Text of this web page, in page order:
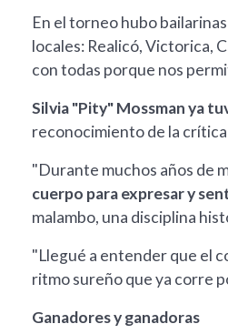
En el torneo hubo
locales: Realicó, Victorica,
con todas porque nos
Silvia "Pity" Mossman ya
reconocimiento de la
"Durante muchos años de
cuerpo para expresar y
malambo, una disciplina
"Llegué a entender que el
ritmo sureño que ya corre
Ganadores y ganadoras